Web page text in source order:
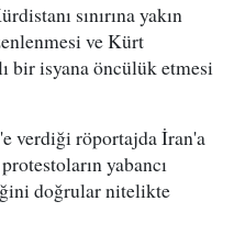
sınırına yakın
ve Kürt
bir isyana öncülük etmesi
verdiği röportajda İran'a
yabancı
doğrular nitelikte